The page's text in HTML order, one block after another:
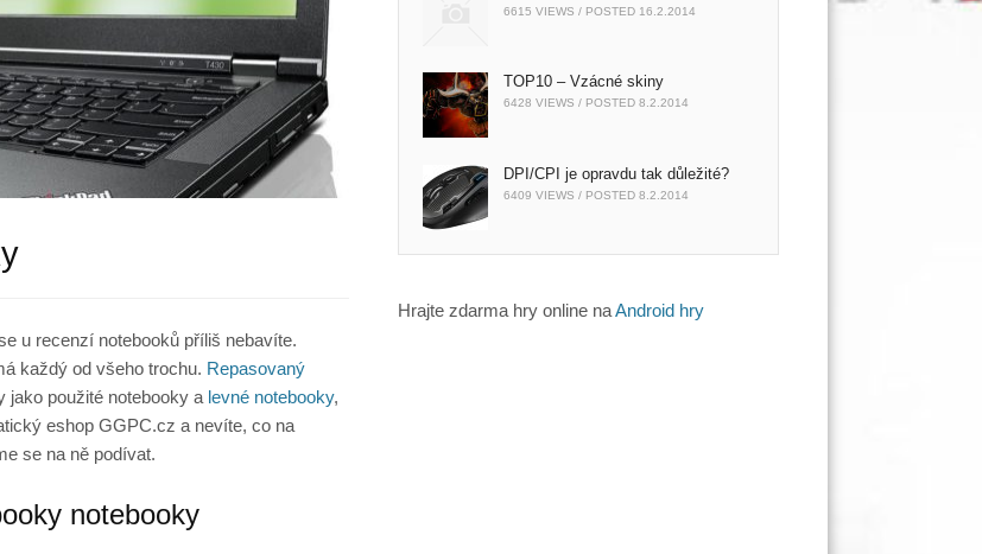
u recenzí notebooků příliš nebavíte.
každý od všeho trochu. Repasovaný
jako použité notebooky a levné notebooky,
eshop GGPC.cz a nevíte, co na
se na ně podívat.
notebooky
6615 VIEWS / POSTED 16.2.2014
TOP10 – Vzácné skiny
6428 VIEWS / POSTED 8.2.2014
DPI/CPI je opravdu tak důležité?
6409 VIEWS / POSTED 8.2.2014
Hrajte zdarma hry online naAndroid hry